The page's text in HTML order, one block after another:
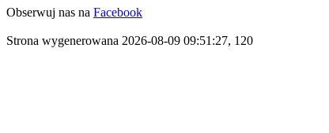
Obserwuj nas na Facebook
Strona wygenerowana 2026-08-09 09:51:27, 120